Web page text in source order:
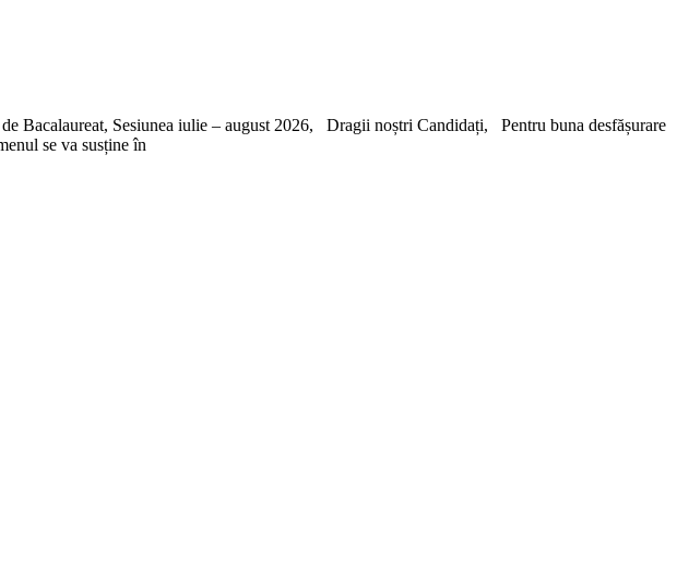
Sesiunea iulie – august 2026, Dragii noștri Candidați, Pentru buna desfășurare
se va susține în